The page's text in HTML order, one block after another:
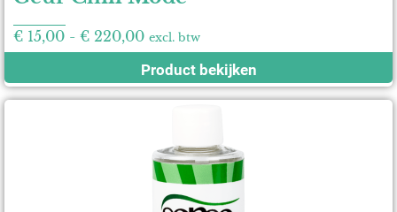
€ 15,00 - € 220,00 excl. btw
Product bekijken